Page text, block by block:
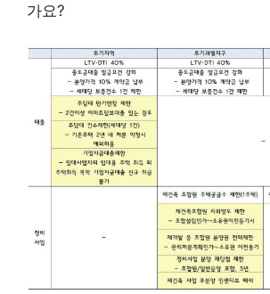
가요?